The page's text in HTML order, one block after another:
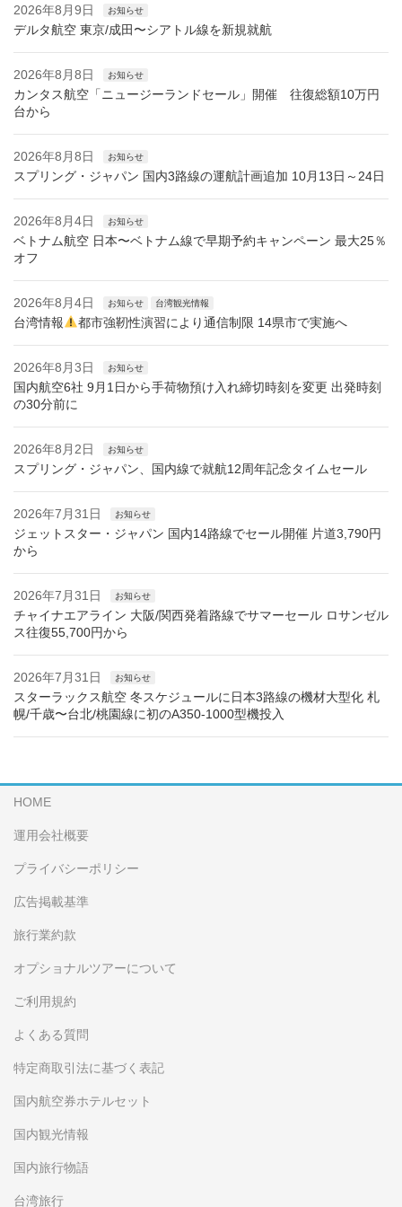
2026年8月9日 お知らせ
デルタ航空 東京/成田〜シアトル線を新規就航
2026年8月8日 お知らせ
カンタス航空「ニュージーランドセール」開催 往復総額10万円
台から
2026年8月8日 お知らせ
スプリング・ジャパン 国内3路線の運航計画追加 10月13日～24日
2026年8月4日 お知らせ
ベトナム航空 日本〜ベトナム線で早期予約キャンペーン 最大25％
オフ
2026年8月4日 お知らせ 台湾観光情報
台湾情報 都市強靭性演習により通信制限 14県市で実施へ
2026年8月3日 お知らせ
国内航空6社 9月1日から手荷物預け入れ締切時刻を変更 出発時刻
の30分前に
2026年8月2日 お知らせ
スプリング・ジャパン、国内線で就航12周年記念タイムセール
2026年7月31日 お知らせ
ジェットスター・ジャパン 国内14路線でセール開催 片道3,790円
から
2026年7月31日 お知らせ
チャイナエアライン 大阪/関西発着路線でサマーセール ロサンゼル
ス往復55,700円から
2026年7月31日 お知らせ
スターラックス航空 冬スケジュールに日本3路線の機材大型化 札
幌/千歳〜台北/桃園線に初のA350-1000型機投入
HOME
運用会社概要
プライバシーポリシー
広告掲載基準
旅行業約款
オプショナルツアーについて
ご利用規約
よくある質問
特定商取引法に基づく表記
国内航空券ホテルセット
国内観光情報
国内旅行物語
台湾旅行